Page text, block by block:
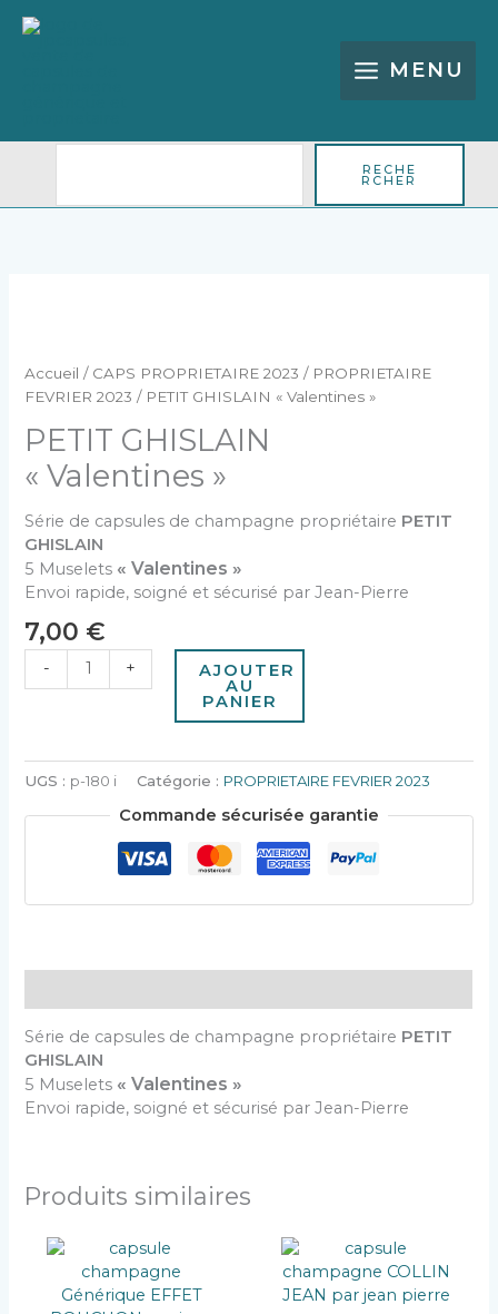
MENU
RECHE
RCHER
Accueil / CAPS PROPRIETAIRE 2023 / PROPRIETAIRE
FEVRIER 2023 / PETIT GHISLAIN « Valentines »
PETIT GHISLAIN
« Valentines »
Série de capsules de champagne propriétaire PETIT
GHISLAIN
5 Muselets « Valentines »
Envoi rapide, soigné et sécurisé par Jean-Pierre
7,00 €
-
GHISLAIN
"Valentines"
+ AJOUTER
AU
PANIER
UGS : p-180 i Catégorie : PROPRIETAIRE FEVRIER 2023
Commande sécurisée garantie
Série de capsules de champagne propriétaire PETIT
GHISLAIN
5 Muselets « Valentines »
Envoi rapide, soigné et sécurisé par Jean-Pierre
Produits similaires